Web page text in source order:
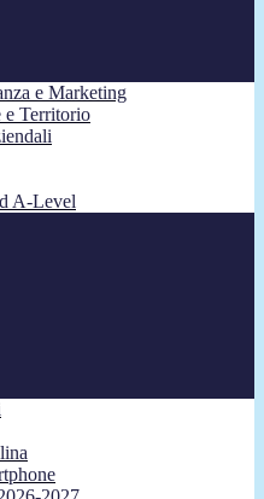
e Marketing
e Territorio
A-Level